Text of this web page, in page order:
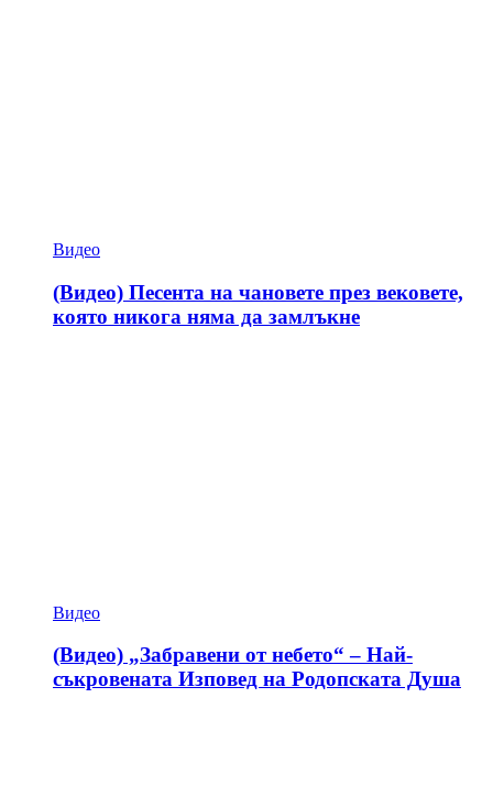
Видео
(Видео) Песента на чановете през вековете,
която никога няма да замлъкне
Видео
(Видео) „Забравени от небето“ – Най-
съкровената Изповед на Родопската Душа